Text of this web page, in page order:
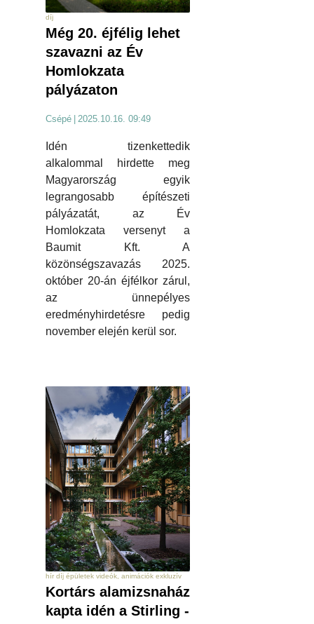
díj
Még 20. éjfélig lehet
szavazni az Év
Homlokzata
pályázaton
Csépé | 2025.10.16. 09:49
Idén tizenkettedik
alkalommal hirdette meg
Magyarország egyik
legrangosabb építészeti
pályázatát, az Év
Homlokzata versenyt a
Baumit Kft. A
közönségszavazás 2025.
október 20-án éjfélkor zárul,
az ünnepélyes
eredményhirdetésre pedig
november elején kerül sor.
hír díj épületek videók, animációk exkluzív
Kortárs alamizsnaház
kapta idén a Stirling -